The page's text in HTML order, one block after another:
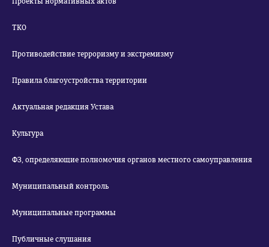
ТКО
Противодействие терроризму и экстремизму
Правила благоустройства территории
Актуальная редакция Устава
Культура
ФЗ, определяющие полномочия органов местного самоуправления
Муниципальный контроль
Муниципальные программы
Публичные слушания